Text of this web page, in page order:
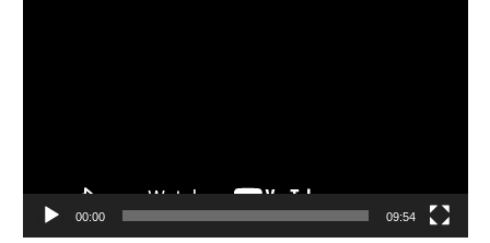
00:00 09:54